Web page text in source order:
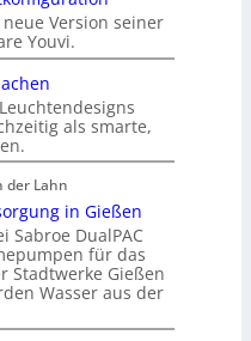
Version seiner
Youvi.
als smarte,
der Lahn
in Gießen
Sabroe DualPAC
für das
Stadtwerke Gießen
Wasser aus der